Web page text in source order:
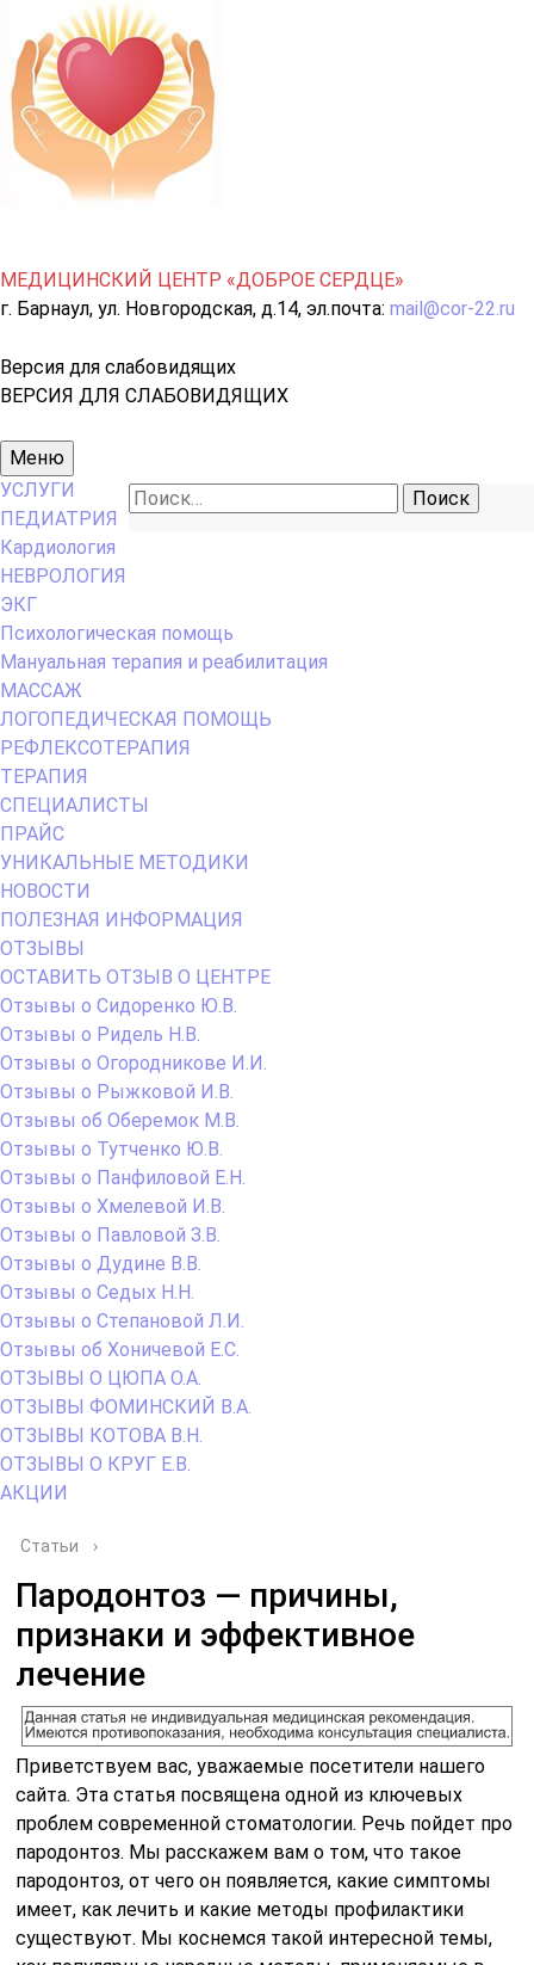
МЕДИЦИНСКИЙ ЦЕНТР «ДОБРОЕ СЕРДЦЕ»
г. Барнаул, ул. Новгородская, д.14, эл.почта: mail@cor-22.ru
Версия для слабовидящих
ВЕРСИЯ ДЛЯ СЛАБОВИДЯЩИХ
Основное
меню
Меню
Найти:
УСЛУГИ
ПЕДИАТРИЯ
Кардиология
НЕВРОЛОГИЯ
ЭКГ
Психологическая помощь
Мануальная терапия и реабилитация
МАССАЖ
ЛОГОПЕДИЧЕСКАЯ ПОМОЩЬ
РЕФЛЕКСОТЕРАПИЯ
ТЕРАПИЯ
СПЕЦИАЛИСТЫ
ПРАЙС
УНИКАЛЬНЫЕ МЕТОДИКИ
НОВОСТИ
ПОЛЕЗНАЯ ИНФОРМАЦИЯ
ОТЗЫВЫ
ОСТАВИТЬ ОТЗЫВ О ЦЕНТРЕ
Отзывы о Сидоренко Ю.В.
Отзывы о Ридель Н.В.
Отзывы о Огородникове И.И.
Отзывы о Рыжковой И.В.
Отзывы об Оберемок М.В.
Отзывы о Тутченко Ю.В.
Отзывы о Панфиловой Е.Н.
Отзывы о Хмелевой И.В.
Отзывы о Павловой З.В.
Отзывы о Дудине В.В.
Отзывы о Седых Н.Н.
Отзывы о Степановой Л.И.
Отзывы об Хоничевой Е.С.
ОТЗЫВЫ О ЦЮПА О.А.
ОТЗЫВЫ ФОМИНСКИЙ В.А.
ОТЗЫВЫ КОТОВА В.Н.
ОТЗЫВЫ О КРУГ Е.В.
АКЦИИ
Статьи ›
Пародонтоз — причины,
признаки и эффективное
лечение
Приветствуем вас, уважаемые посетители нашего
сайта. Эта статья посвящена одной из ключевых
проблем современной стоматологии. Речь пойдет про
пародонтоз. Мы расскажем вам о том, что такое
пародонтоз, от чего он появляется, какие симптомы
имеет, как лечить и какие методы профилактики
существуют. Мы коснемся такой интересной темы,